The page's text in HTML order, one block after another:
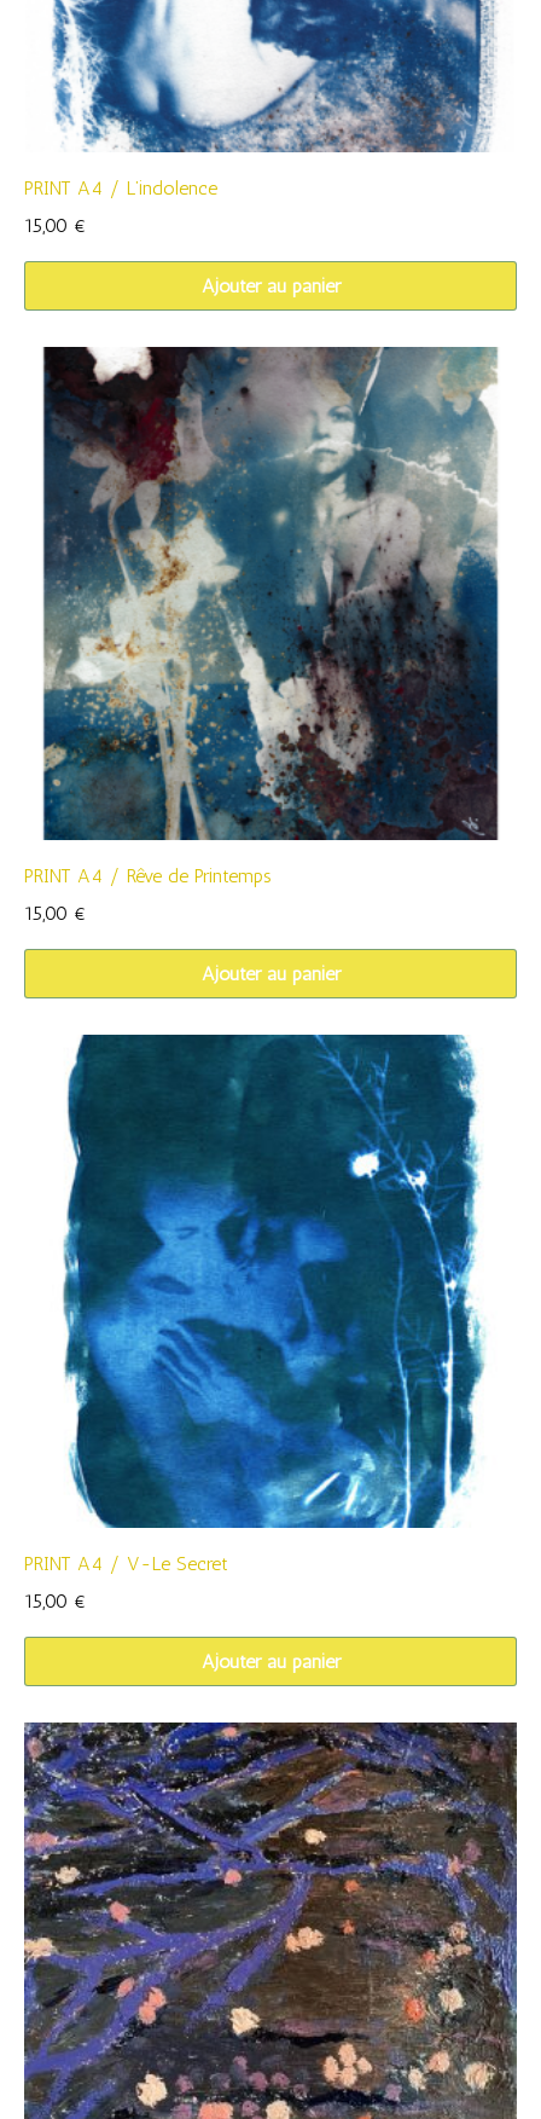
PRINT A4 / L’indolence
15,00 €
Ajouter au panier
PRINT A4 / Rêve de Printemps
15,00 €
Ajouter au panier
PRINT A4 / V-Le Secret
15,00 €
Ajouter au panier